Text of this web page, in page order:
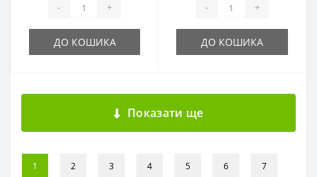
- +
ДО КОШИКА
- +
ДО КОШИКА
Показати ще
1 2 3 4 5 6 7